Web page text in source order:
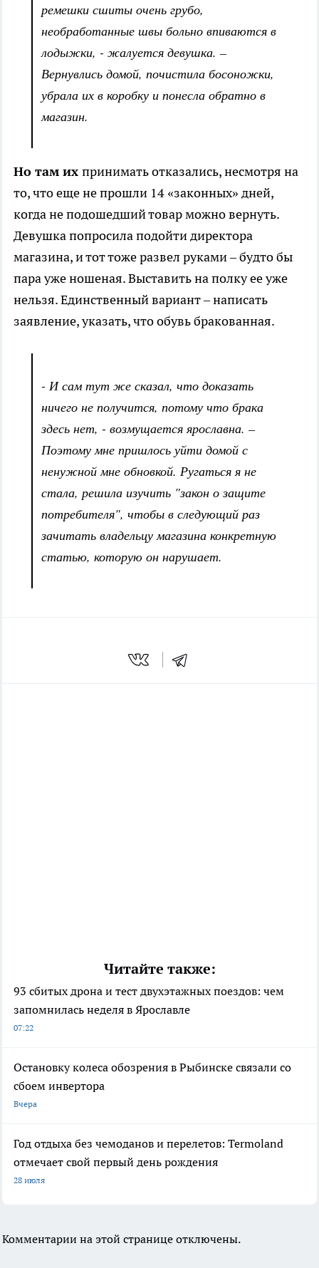
ремешки сшиты очень грубо,
необработанные швы больно впиваются в
лодыжки, - жалуется девушка. –
Вернувлись домой, почистила босоножки,
убрала их в коробку и понесла обратно в
магазин.
Но там их принимать отказались, несмотря на
то, что еще не прошли 14 «законных» дней,
когда не подошедший товар можно вернуть.
Девушка попросила подойти директора
магазина, и тот тоже развел руками – будто бы
пара уже ношеная. Выставить на полку ее уже
нельзя. Единственный вариант – написать
заявление, указать, что обувь бракованная.
- И сам тут же сказал, что доказать
ничего не получится, потому что брака
здесь нет, - возмущается ярославна. –
Поэтому мне пришлось уйти домой с
ненужной мне обновкой. Ругаться я не
стала, решила изучить "закон о защите
потребителя", чтобы в следующий раз
зачитать владельцу магазина конкретную
статью, которую он нарушает.
Читайте также:
93 сбитых дрона и тест двухэтажных поездов: чем
запомнилась неделя в Ярославле
07:22
Остановку колеса обозрения в Рыбинске связали со
сбоем инвертора
Вчера
Год отдыха без чемоданов и перелетов: Termoland
отмечает свой первый день рождения
28 июля
Комментарии на этой странице отключены.